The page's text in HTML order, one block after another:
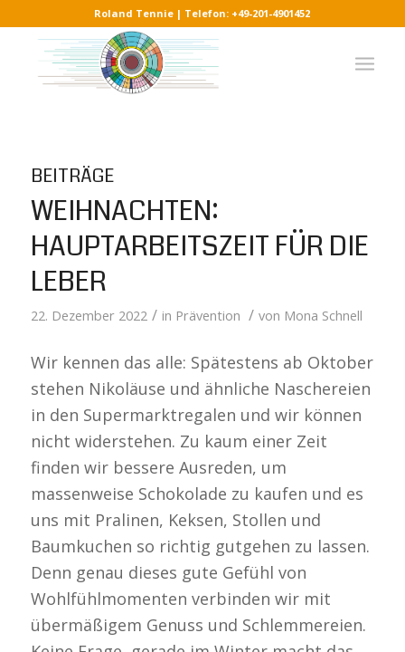
Roland Tennie | Telefon: +49-201-4901452
BEITRÄGE
WEIHNACHTEN:
HAUPTARBEITSZEIT FÜR DIE
LEBER
22. Dezember 2022 / in Prävention / von Mona Schnell
Wir kennen das alle: Spätestens ab Oktober
stehen Nikoläuse und ähnliche Naschereien
in den Supermarktregalen und wir können
nicht widerstehen. Zu kaum einer Zeit
finden wir bessere Ausreden, um
massenweise Schokolade zu kaufen und es
uns mit Pralinen, Keksen, Stollen und
Baumkuchen so richtig gutgehen zu lassen.
Denn genau dieses gute Gefühl von
Wohlfühlmomenten verbinden wir mit
übermäßigem Genuss und Schlemmereien.